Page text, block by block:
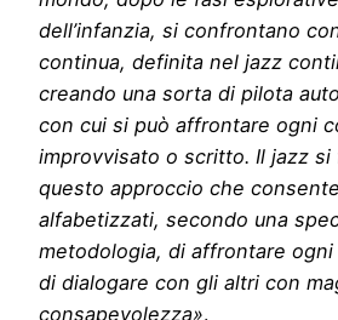
dell’infanzia, si confrontano
continua, definita nel jazz
creando una sorta di pilota
con cui si può affrontare ogni
improvvisato o scritto. Il jazz
questo approccio che
alfabetizzati, secondo una
metodologia, di affrontare
di dialogare con gli altri con
consapevolezza».